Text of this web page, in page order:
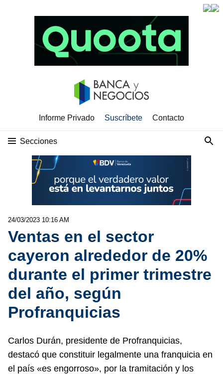
Informe Privado Suscríbete Contacto
Secciones
24/03/2023 10:16 AM
Ventas en el sector
cayeron alrededor de 20%
durante el primer trimestre
del año, según
Profranquicias
Carlos Durán, presidente de Profranquicias,
destacó que constituir legalmente una franquicia en
el país «es engorroso», por la tramitación y los